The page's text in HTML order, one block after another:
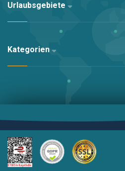
Urlaubsgebiete
Kategorien